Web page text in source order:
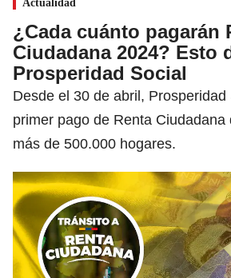
Actualidad
¿Cada cuánto pagarán
Ciudadana 2024? Esto
Prosperidad Social
Desde el 30 de abril,
primer pago de Renta Ciudadana
más de 500.000 hogares.